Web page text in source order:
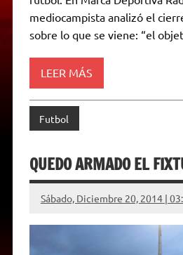
p
p
a
m
r
o
k
g
e
r
n
k
r
i
e
n
mediocampista analizó el
sobre lo que se viene: “el
LEER MÁS
Futbol
QUEDO ARMADO EL
Sábado, Diciembre 20, 2014 |